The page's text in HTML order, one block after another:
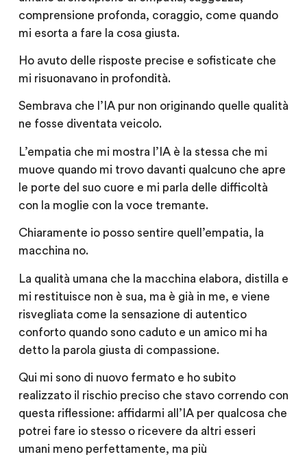
comprensione profonda, coraggio, come quando
mi esorta a fare la cosa giusta.
Ho avuto delle risposte precise e sofisticate che
mi risuonavano in profondità.
Sembrava che l’IA pur non originando quelle qualità
ne fosse diventata veicolo.
L’empatia che mi mostra l’IA è la stessa che mi
muove quando mi trovo davanti qualcuno che apre
le porte del suo cuore e mi parla delle difficoltà
con la moglie con la voce tremante.
Chiaramente io posso sentire quell’empatia, la
macchina no.
La qualità umana che la macchina elabora, distilla e
mi restituisce non è sua, ma è già in me, e viene
risvegliata come la sensazione di autentico
conforto quando sono caduto e un amico mi ha
detto la parola giusta di compassione.
Qui mi sono di nuovo fermato e ho subito
realizzato il rischio preciso che stavo correndo con
questa riflessione: affidarmi all’IA per qualcosa che
potrei fare io stesso o ricevere da altri esseri
umani meno perfettamente, ma più